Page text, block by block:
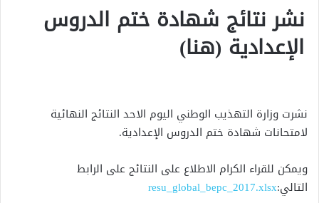
نشر نتائج شهادة ختم الدروس
الإعدادية (هنا)
نشرت وزارة التهذيب الوطني اليوم الاحد النتائج النهائية
لامتحانات شهادة ختم الدروس الإعدادية.
ويمكن للقراء الكرام الاطلاع على النتائج على الرابط
التالي:resu_global_bepc_2017.xlsx